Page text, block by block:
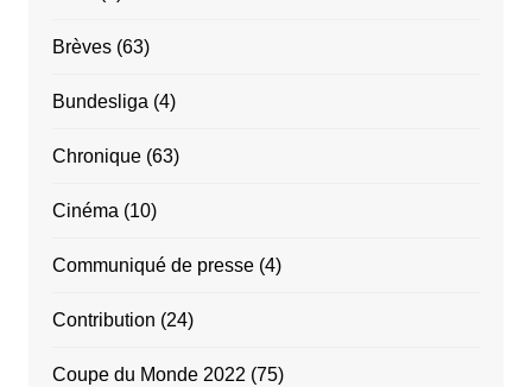
Brèves(63)
Bundesliga (4)
Chronique(63)
Cinéma (10)
Communiqué de presse(4)
Contribution (24)
Coupe du Monde 2022 (75)